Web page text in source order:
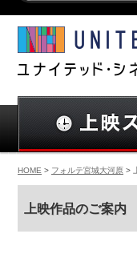
HOME > フォルテ宮城大河原 >
上映作品のご案内